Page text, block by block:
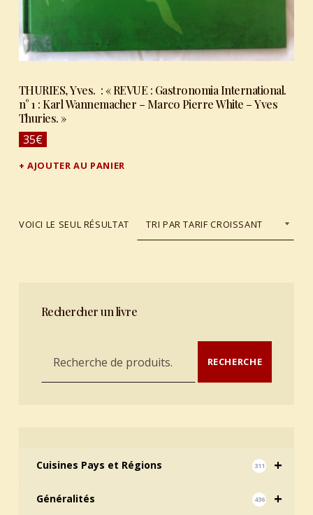
THURIES, Yves. : « REVUE : Gastronomia International.
n° 1 : Karl Wannemacher – Marco Pierre White – Yves
Thuries. »
35€
AJOUTER AU PANIER
VOICI LE SEUL RÉSULTAT
Rechercher un livre
Recherche pour : RECHERCHE
+
Cuisines Pays et Régions 311
+
Généralités 436